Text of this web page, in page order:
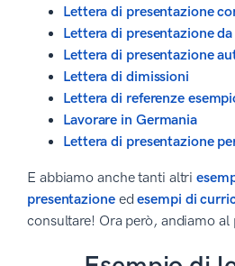
Lettera di presentazione
Lettera di presentazione
Lettera di presentazione
Lettera di dimissioni
Lettera di referenze
Lavorare in Germania
Lettera di presentazione
E abbiamo anche tanti altri
presentazioneedesempi di
consultare! Ora però, andiamo al